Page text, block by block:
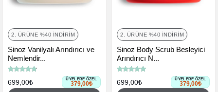
2. ÜRÜNE %40 İNDIRIM
Sinoz Vanilyalı Arındırıcı ve
Nemlendir...
699,00₺ ÜYELERE ÖZEL
379,00₺
2. ÜRÜNE %40 İNDIRIM
Sinoz Body Scrub Besleyici
Arındırıcı N...
699,00₺ ÜYELERE ÖZEL
379,00₺